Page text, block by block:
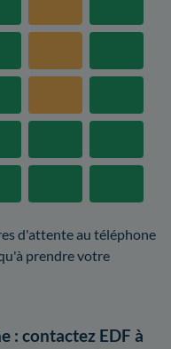
d'attente au téléphone
prendre votre
: contactez EDF à